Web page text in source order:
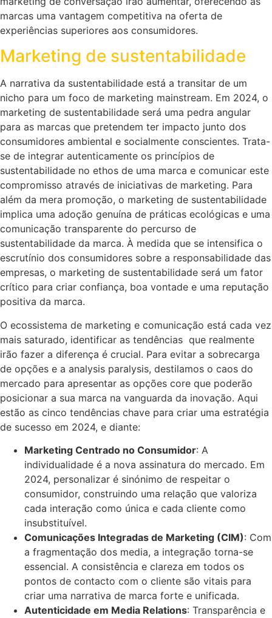
marcas uma vantagem competitiva na oferta de
experiências superiores aos consumidores.
Marketing de sustentabilidade
A narrativa da sustentabilidade está a transitar de um
nicho para um foco de marketing mainstream. Em 2024, o
marketing de sustentabilidade será uma pedra angular
para as marcas que pretendem ter impacto junto dos
consumidores ambiental e socialmente conscientes. Trata-
se de integrar autenticamente os princípios de
sustentabilidade no ethos de uma marca e comunicar este
compromisso através de iniciativas de marketing. Para
além da mera promoção, o marketing de sustentabilidade
implica uma adoção genuína de práticas ecológicas e uma
comunicação transparente do percurso de
sustentabilidade da marca. À medida que se intensifica o
escrutínio dos consumidores sobre a responsabilidade das
empresas, o marketing de sustentabilidade será um fator
crítico para criar confiança, boa vontade e uma reputação
positiva da marca.
O ecossistema de marketing e comunicação está cada vez
mais saturado, identificar as tendências que realmente
irão fazer a diferença é crucial. Para evitar a sobrecarga
de opções e a analysis paralysis, destilamos o caos do
mercado para apresentar as opções core que poderão
posicionar a sua marca na vanguarda da inovação. Aqui
estão as cinco tendências chave para criar uma estratégia
de sucesso em 2024, e diante:
Marketing Centrado no Consumidor: A
individualidade é a nova assinatura do mercado. Em
2024, personalizar é sinónimo de respeitar o
consumidor, construindo uma relação que valoriza
cada interação como única e cada cliente como
insubstituível.
Comunicações Integradas de Marketing (CIM): Com
a fragmentação dos media, a integração torna-se
essencial. A consistência e clareza em todos os
pontos de contacto com o cliente são vitais para
criar uma narrativa de marca forte e unificada.
Autenticidade em Media Relations: Transparência e